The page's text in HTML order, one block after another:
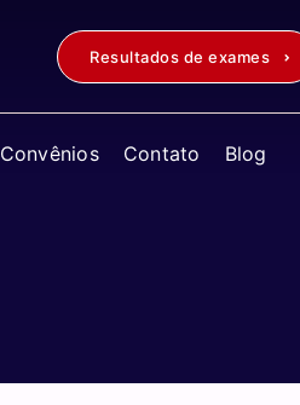
Resultados de exames
Convênios Contato Blog